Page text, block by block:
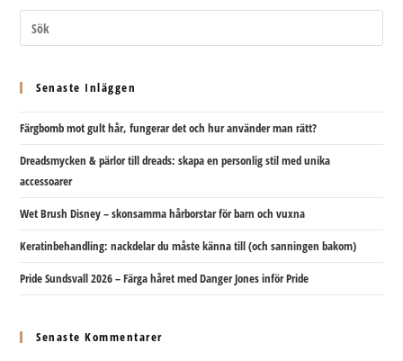
Senaste Inläggen
Färgbomb mot gult hår, fungerar det och hur använder man rätt?
Dreadsmycken & pärlor till dreads: skapa en personlig stil med unika
accessoarer
Wet Brush Disney – skonsamma hårborstar för barn och vuxna
Keratinbehandling: nackdelar du måste känna till (och sanningen bakom)
Pride Sundsvall 2026 – Färga håret med Danger Jones inför Pride
Senaste Kommentarer